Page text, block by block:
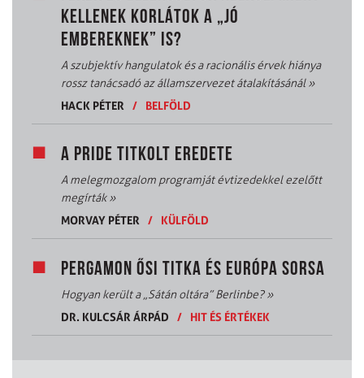
KELLENEK KORLÁTOK A „JÓ
EMBEREKNEK” IS?
A szubjektív hangulatok és a racionális érvek hiánya
rossz tanácsadó az államszervezet átalakításánál»
HACK PÉTER
/ BELFÖLD
A PRIDE TITKOLT EREDETE
A melegmozgalom programját évtizedekkel ezelőtt
megírták»
MORVAY PÉTER
/ KÜLFÖLD
PERGAMON ŐSI TITKA ÉS EURÓPA SORSA
Hogyan került a „Sátán oltára” Berlinbe?»
DR. KULCSÁR ÁRPÁD
/ HIT ÉS ÉRTÉKEK